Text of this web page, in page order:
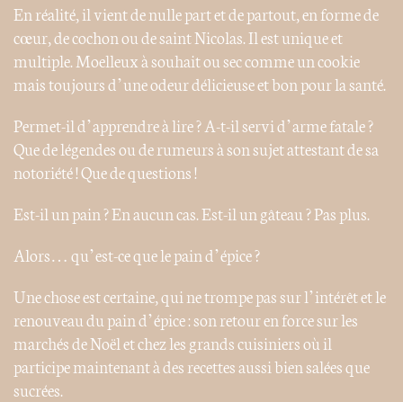
En réalité, il vient de nulle part et de partout, en forme de
cœur, de cochon ou de saint Nicolas. Il est unique et
multiple. Moelleux à souhait ou sec comme un cookie
mais toujours d’une odeur délicieuse et bon pour la santé.
Permet-il d’apprendre à lire ? A-t-il servi d’arme fatale ?
Que de légendes ou de rumeurs à son sujet attestant de sa
notoriété ! Que de questions !
Est-il un pain ? En aucun cas. Est-il un gâteau ? Pas plus.
Alors… qu’est-ce que le pain d’épice ?
Une chose est certaine, qui ne trompe pas sur l’intérêt et le
renouveau du pain d’épice : son retour en force sur les
marchés de Noël et chez les grands cuisiniers où il
participe maintenant à des recettes aussi bien salées que
sucrées.